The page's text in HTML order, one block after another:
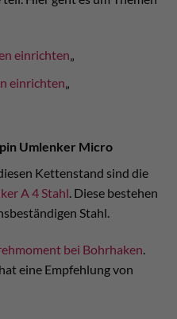
einrichten„
einrichten„
Umlenker Micro
Kettenstand sind die
A 4 Stahl. Diese bestehen
Stahl.
bei Bohrhaken.
eine Empfehlung von